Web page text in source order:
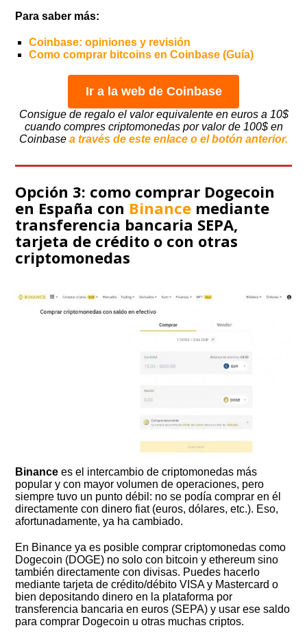
Para saber más:
Coinbase: opiniones y revisión
Como comprar bitcoins en Coinbase (Guía)
Ir a la web de Coinbase
Consigue de regalo el valor equivalente en euros a 10$
cuando compres criptomonedas por valor de 100$ en
Coinbase a través de este enlace o el botón anterior.
Opción 3: como comprar Dogecoin
en España con Binance mediante
transferencia bancaria SEPA,
tarjeta de crédito o con otras
criptomonedas
Binance es el intercambio de criptomonedas más
popular y con mayor volumen de operaciones, pero
siempre tuvo un punto débil: no se podía comprar en él
directamente con dinero fiat (euros, dólares, etc.). Eso,
afortunadamente, ya ha cambiado.
En Binance ya es posible comprar criptomonedas como
Dogecoin (DOGE) no solo con bitcoin y ethereum sino
también directamente con divisas. Puedes hacerlo
mediante tarjeta de crédito/débito VISA y Mastercard o
bien depositando dinero en la plataforma por
transferencia bancaria en euros (SEPA) y usar ese saldo
para comprar Dogecoin u otras muchas criptos.